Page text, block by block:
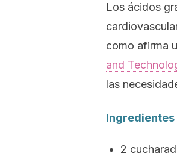
Los ácidos
como afirma
and
las
Ingredientes
2